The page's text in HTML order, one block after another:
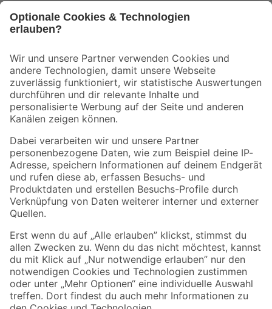
Der toom Newsletter: Keine Angebote und Aktionen mehr verpassen!
Zur Newsletter Anmeldung
Folge uns
Zahlungsarten Versandarten
Sicher einkaufen
Jetzt die toom-App herunterladen